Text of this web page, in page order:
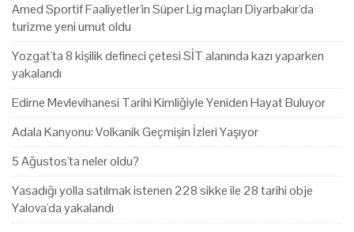
Amed Sportif Faaliyetler'in Süper Lig maçları Diyarbakır'da
turizme yeni umut oldu
Yozgat'ta 8 kişilik defineci çetesi SİT alanında kazı yaparken
yakalandı
Edirne Mevlevihanesi Tarihi Kimliğiyle Yeniden Hayat Buluyor
Adala Kanyonu: Volkanik Geçmişin İzleri Yaşıyor
5 Ağustos'ta neler oldu?
Yasadığı yolla satılmak istenen 228 sikke ile 28 tarihi obje
Yalova'da yakalandı